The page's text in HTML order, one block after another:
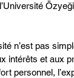
n’est pas
et aux
personnel,